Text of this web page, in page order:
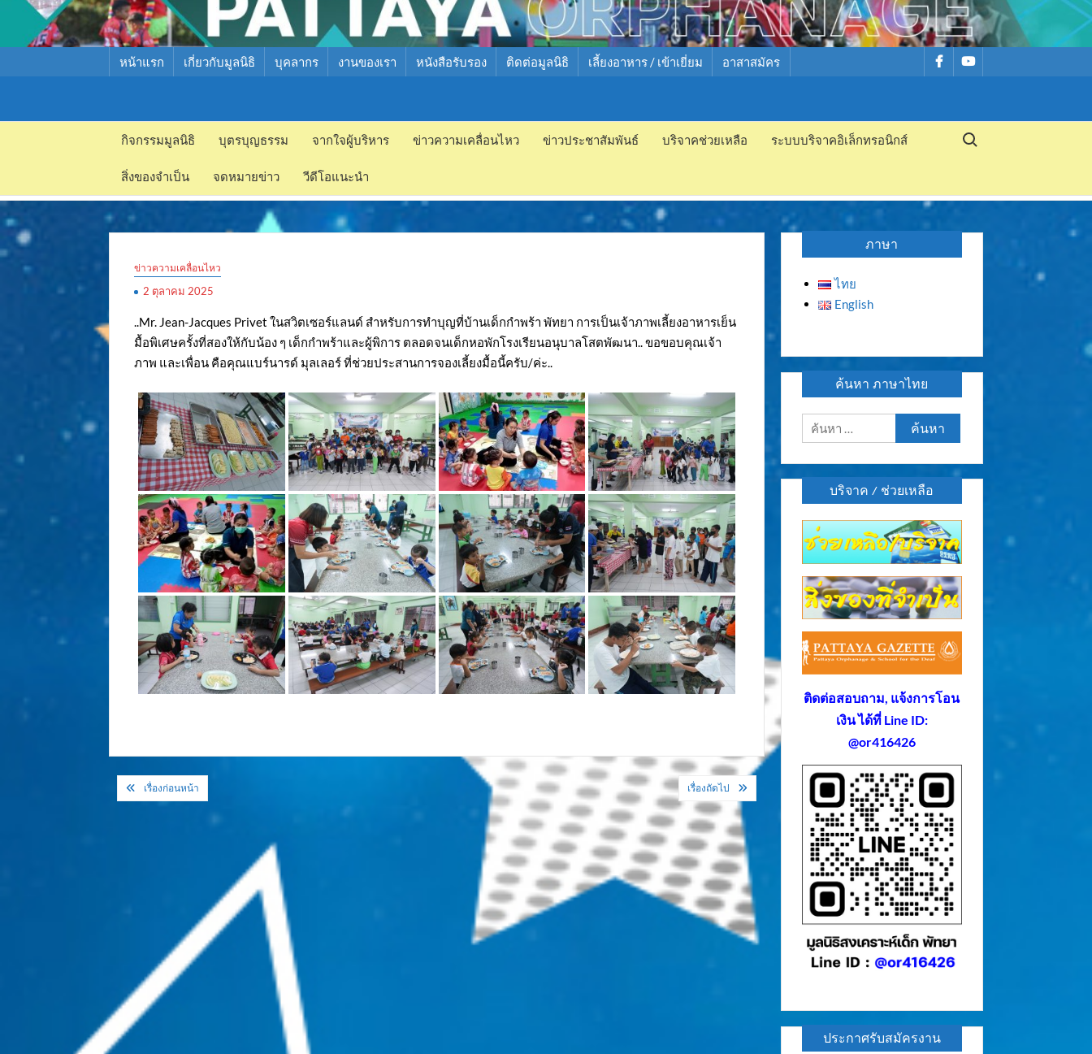
หน้าแรก เกี่ยวกับมูลนิธิ บุคลากร งานของเรา หนังสือรับรอง ติดต่อมูลนิธิ เลี้ยงอาหาร / เข้าเยี่ยม อาสาสมัคร รายการรายการ
มูลนิธิ
สงเคราะห์
เด็ก พัทยา
กิจกรรมมูลนิธิ บุตรบุญธรรม จากใจผู้บริหาร ข่าวความเคลื่อนไหว ข่าวประชาสัมพันธ์ บริจาคช่วยเหลือ ระบบบริจาคอิเล็กทรอนิกส์
สิ่งของจำเป็น จดหมายข่าว วีดีโอแนะนำ
Search for:
ข่าวความเคลื่อนไหว
2 ตุลาคม 2025
..Mr. Jean-Jacques Privet ในสวิตเซอร์แลนด์ สำหรับการทำบุญที่บ้านเด็กกำพร้า พัทยา การเป็นเจ้าภาพเลี้ยงอาหารเย็น
มื้อพิเศษครั้งที่สองให้กับน้อง ๆ เด็กกำพร้าและผู้พิการ ตลอดจนเด็กหอพักโรงเรียนอนุบาลโสตพัฒนา.. ขอขอบคุณเจ้า
ภาพ และเพื่อน คือคุณแบร์นารด์ มุลเลอร์ ที่ช่วยประสานการจองเลี้ยงมื้อนี้ครับ/ค่ะ..
แนะแนว
เรื่องก่อนหน้า เรื่องถัดไป
ภาษา
ไทย
English
ค้นหา ภาษาไทย
ค้นหา
สำหรับ:
บริจาค / ช่วยเหลือ
ติดต่อสอบถาม, แจ้งการโอน
เงิน ได้ที่ Line ID:
@or416426
ประกาศรับสมัครงาน